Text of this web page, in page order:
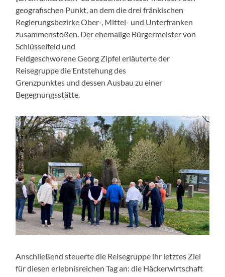
geografischen Punkt, an dem die drei fränkischen
Regierungsbezirke Ober-, Mittel- und Unterfranken
zusammenstoßen. Der ehemalige Bürgermeister von
Schlüsselfeld und
Feldgeschworene Georg Zipfel erläuterte der
Reisegruppe die Entstehung des
Grenzpunktes und dessen Ausbau zu einer
Begegnungsstätte.
Anschließend steuerte die Reisegruppe ihr letztes Ziel
für diesen erlebnisreichen Tag an: die Häckerwirtschaft